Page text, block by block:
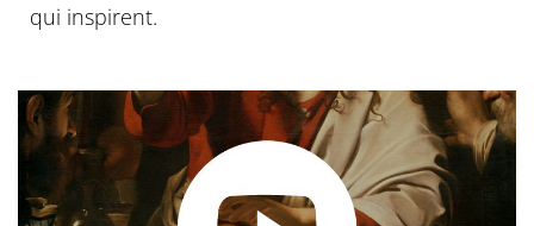
qui inspirent.